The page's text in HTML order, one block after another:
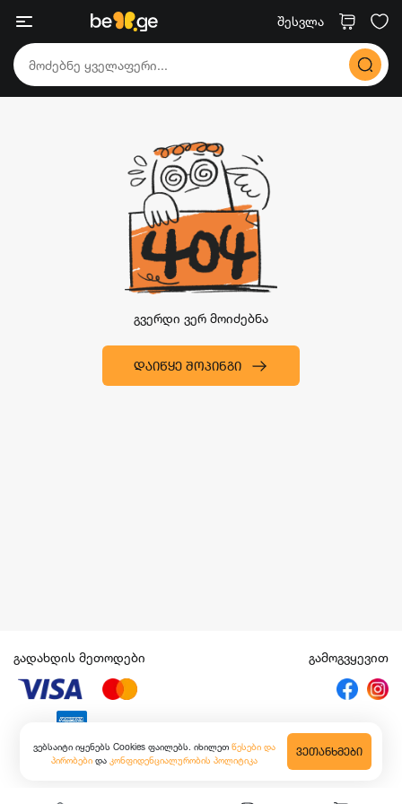
შესვლა
გვერდი ვერ მოიძებნა
ᲓᲐᲘᲬᲧᲔ ᲨᲝᲞᲘᲜᲒᲘ
ვებსაიტი იყენებს Cookies ფაილებს. იხილეთ წესები და
პირობები და კონფიდენციალურობის პოლიტიკა
ᲕᲔᲗᲐᲜᲮᲛᲔᲑᲘ
გადახდის მეთოდები გამოგვყევით